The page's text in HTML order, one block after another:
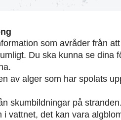
som avråder från
Du ska kunna se dina
av alger som har spolats
skumbildningar på stranden.
i vattnet, det kan vara